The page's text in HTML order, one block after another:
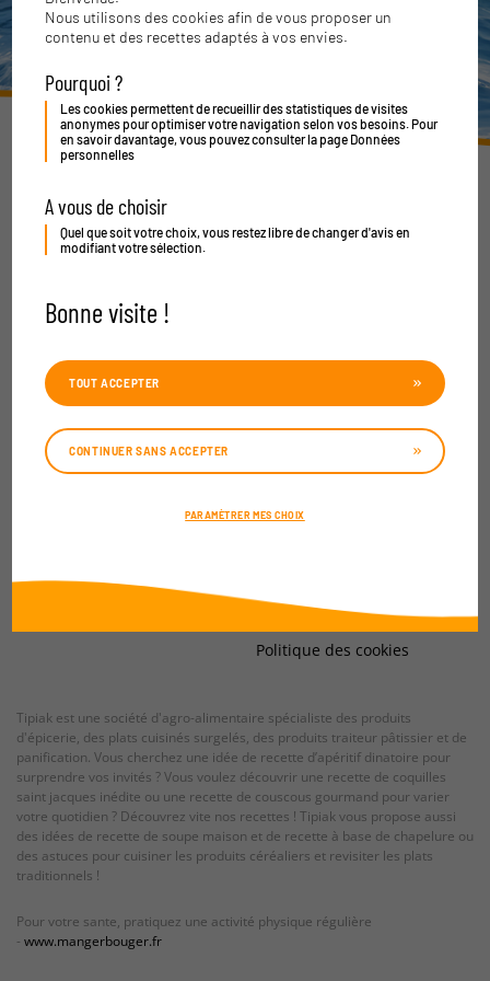
Grand Ouest de la France, spécialiste des produits d'épicerie,
des plats cuisinés surgelés, des produits traiteur pâtissier et
de panification.
En savoir +
Espace restauration
Données personnelles
Politique des cookies
Tipiak est une société d'agro-alimentaire spécialiste des produits
d'épicerie, des plats cuisinés surgelés, des produits traiteur pâtissier et de
panification. Vous cherchez une idée de recette d’apéritif dinatoire pour
surprendre vos invités ? Vous voulez découvrir une recette de coquilles
saint jacques inédite ou une recette de couscous gourmand pour varier
votre quotidien ? Découvrez vite nos recettes ! Tipiak vous propose aussi
des idées de recette de soupe maison et de recette à base de chapelure ou
des astuces pour cuisiner les produits céréaliers et revisiter les plats
traditionnels !
Pour votre sante, pratiquez une activité physique régulière
- www.mangerbouger.fr
Nous utilisons des cookies afin de vous proposer un
contenu et des recettes adaptés à vos envies.
Pourquoi ?
Les cookies permettent de recueillir des statistiques de visites
anonymes pour optimiser votre navigation selon vos besoins. Pour
en savoir davantage, vous pouvez consulter la page Données
personnelles
A vous de choisir
Quel que soit votre choix, vous restez libre de changer d'avis en
modifiant votre sélection.
Bonne visite !
CONTINUER SANS ACCEPTER
TOUT ACCEPTER
PARAMÈTRER MES CHOIX